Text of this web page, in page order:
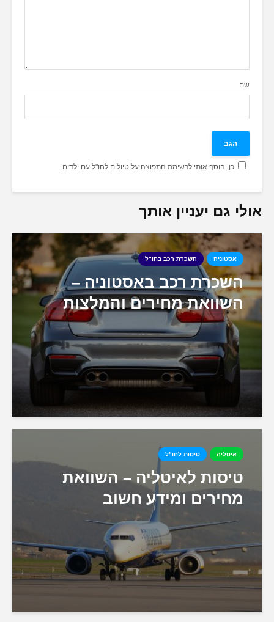
שם
כן, הוסף אותי לרשימת התפוצה על טיולים לחו"ל עם ילדים
אולי גם יעניין אותך
אסטוניה השכרת רכב בחו"ל
השכרת רכב באסטוניה –
השוואת מחירים והמלצות
איטליה טיסות לחו"ל
טיסות לאיטליה – השוואת
מחירים ומידע חשוב